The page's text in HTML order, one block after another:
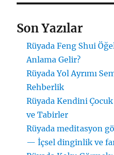
Son Yazılar
Rüyada Feng Shui
Anlama Gelir?
Rüyada Yol Ayrımı
Rehberlik
Rüyada Kendini
ve Tabirler
Rüyada meditasyon
— İçsel dinginlik ve